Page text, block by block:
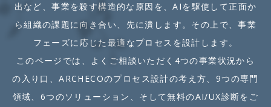
出など、事業を殺す構造的な原因を、AIを駆使して正面か
ら組織の課題に向き合い、先に潰します。その上で、事業
フェーズに応じた最適なプロセスを設計します。
このページでは、よくご相談いただく4つの事業状況から
の入り口、ARCHECOのプロセス設計の考え方、9つの専門
領域、6つのソリューション、そして無料のAI/UX診断をご